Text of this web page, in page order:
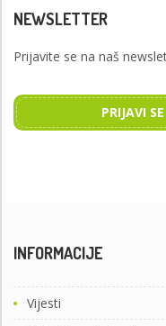
NEWSLETTER
Prijavite se na naš
PRIJAVI SE
INFORMACIJE
Vijesti